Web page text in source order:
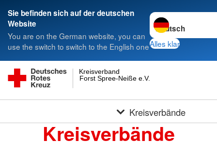
Sie befinden sich auf der deutschen
Website
You are on the German website, you can
use the switch to switch to the English one
Sprache wechseln
Alles klar
Forst Spree-Neiße e.V.
Kreisverband
Kreisverbände
Kreisverbände